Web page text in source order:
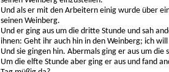
Und als er mit den Arbeitern einig wurde über
seinen Weinberg.
Und er ging aus um die dritte Stunde und sah
ihnen: Geht ihr auch hin in den Weinberg; ich
Und sie gingen hin. Abermals ging er aus um
Um die elfte Stunde aber ging er aus und fand